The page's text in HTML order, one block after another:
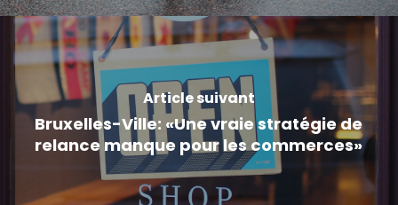
Article suivant
Bruxelles-Ville: «Une vraie stratégie de
relance manque pour les commerces»